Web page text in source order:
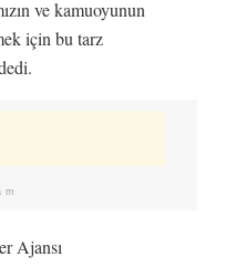
ve kamuoyunun
için bu tarz
Ajansı